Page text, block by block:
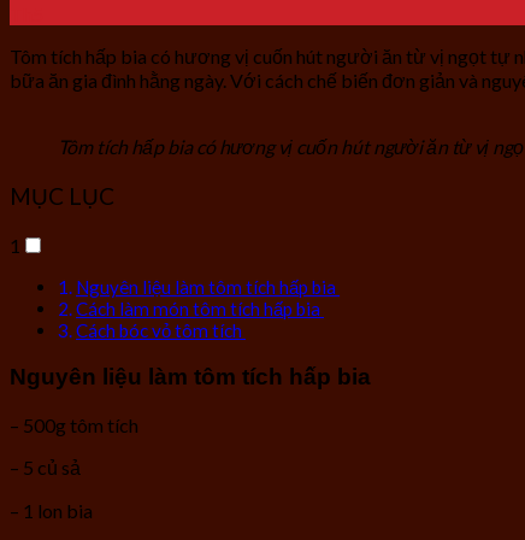
Tôm tích hấp bia có hương vị cuốn hút người ăn từ vị ngọt tự
bữa ăn gia đình hằng ngày. Với cách chế biến đơn giản và
Tôm tích hấp bia có hương vị cuốn hút người ăn từ vị
MỤC LỤC
1
Nguyên liệu làm tôm tích hấp bia
Cách làm món tôm tích hấp bia
Cách bóc vỏ tôm tích
Nguyên liệu làm tôm tích hấp bia
– 500g tôm tích
– 5 củ sả
– 1 lon bia